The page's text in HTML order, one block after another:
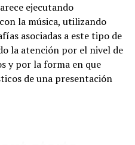
ejecutando
la música, utilizando
asociadas a este tipo de
la atención por el nivel de
y por la forma en que
de una presentación